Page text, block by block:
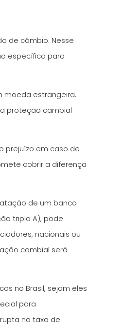
de câmbio. Nesse
específica para
moeda estrangeira.
proteção cambial
prejuízo em caso de
cobrir a diferença
de um banco
triplo A), pode
nacionais ou
cambial será
no Brasil, sejam eles
para
na taxa de